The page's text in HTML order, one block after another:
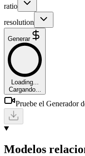
ratio
resolution
Generar
Loading...
Cargando...
Pruebe el Generador
Modelos